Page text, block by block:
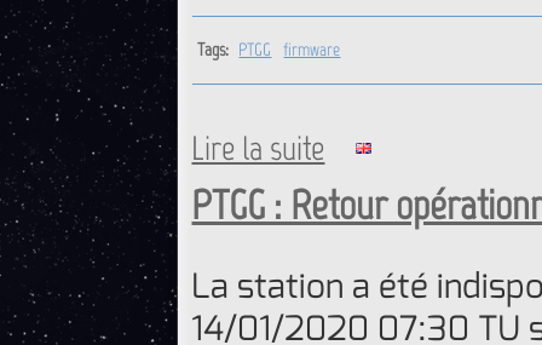
Tags: PTGG firmware
Lire la suite de PTGG : Mise à jour
PTGG : Retour
La station a été
14/01/2020 07:30 TU